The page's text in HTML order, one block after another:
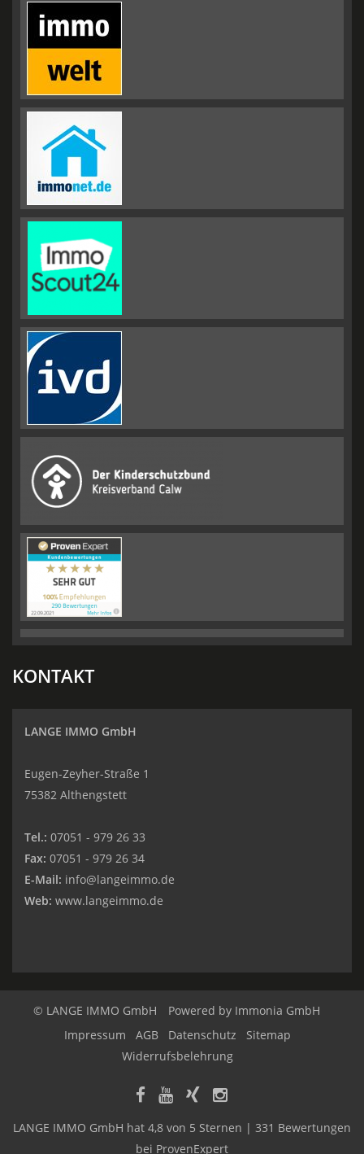
KONTAKT
LANGE IMMO GmbH
Eugen-Zeyher-Straße 1
75382 Althengstett
Tel.: 07051 - 979 26 33
Fax: 07051 - 979 26 34
E-Mail: info@langeimmo.de
Web: www.langeimmo.de
© LANGE IMMO GmbH Powered by Immonia GmbH
Impressum
AGB Datenschutz
Sitemap
Widerrufsbelehrung
LANGE IMMO GmbH hat 4,8 von 5 Sternen | 331 Bewertungen
bei ProvenExpert